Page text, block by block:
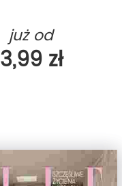
już od
3,99 zł